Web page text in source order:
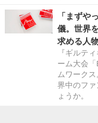
「まずや
儀。世界
求める人
『ギルテ
ーム大会
ムワーク
界中のフ
ょうか。